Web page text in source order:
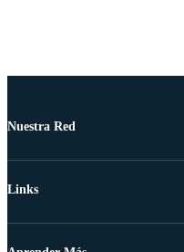
Nuestra Red
Links